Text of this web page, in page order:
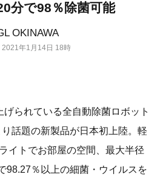
OKINAWA
2021年1月14日 18時
分で98％除菌可能
られている全自動除菌ロボット
話題の新製品が日本初上陸。軽
イトでお部屋の空間、最大半径
98.27％以上の細菌・ウイルスを